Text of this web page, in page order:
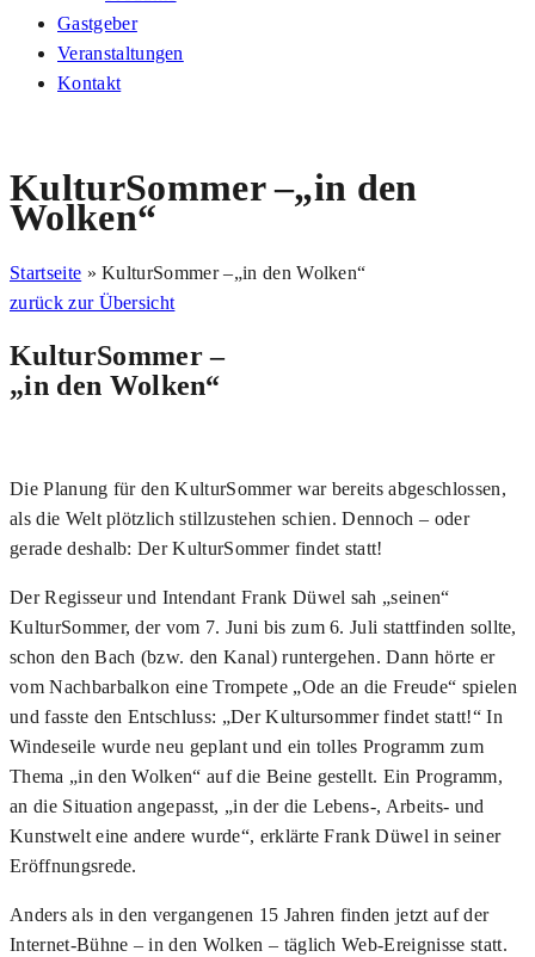
Gastgeber
Veranstaltungen
Kontakt
KulturSommer –„in den
Wolken“
Startseite »KulturSommer –„in den Wolken“
zurück zur Übersicht
KulturSommer –
„in den Wolken“
Die Planung für den KulturSommer war bereits abgeschlossen,
als die Welt plötzlich stillzustehen schien. Dennoch – oder
gerade deshalb: Der KulturSommer findet statt!
Der Regisseur und Intendant Frank Düwel sah „seinen“
KulturSommer, der vom 7. Juni bis zum 6. Juli stattfinden sollte,
schon den Bach (bzw. den Kanal) runtergehen. Dann hörte er
vom Nachbarbalkon eine Trompete „Ode an die Freude“ spielen
und fasste den Entschluss: „Der Kultursommer findet statt!“ In
Windeseile wurde neu geplant und ein tolles Programm zum
Thema „in den Wolken“ auf die Beine gestellt. Ein Programm,
an die Situation angepasst, „in der die Lebens-, Arbeits- und
Kunstwelt eine andere wurde“, erklärte Frank Düwel in seiner
Eröffnungsrede.
Anders als in den vergangenen 15 Jahren finden jetzt auf der
Internet-Bühne – in den Wolken – täglich Web-Ereignisse statt.